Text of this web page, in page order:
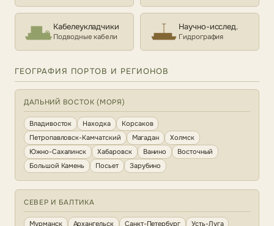
Кабелеукладчики
Подводные кабели
Научно-исслед.
Гидрография
ГЕОГРАФИЯ ПОРТОВ И РЕГИОНОВ
ДАЛЬНИЙ ВОСТОК (МОРЯ)
Владивосток Находка
Корсаков
Петропавловск-Камчатский
Магадан
Холмск
Южно-Сахалинск
Хабаровск Ванино
Восточный
Большой Камень
Посьет Зарубино
СЕВЕР И БАЛТИКА
Мурманск Архангельск Санкт-Петербург Усть-Луга